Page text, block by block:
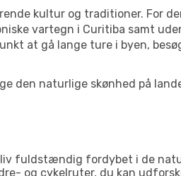
kultur og traditioner. For
vartegn i Curitiba samt
at gå lange ture i byen,
den naturlige skønhed på
fuldstændig fordybet i de
og cykelruter, du kan